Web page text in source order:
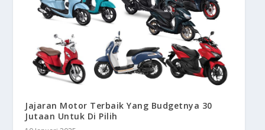
Jajaran Motor Terbaik Yang Budgetnya 30
Jutaan Untuk Di Pilih